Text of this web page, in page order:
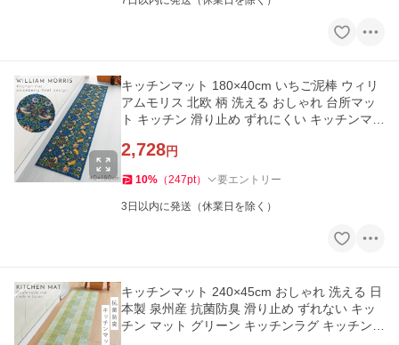
キッチンマット 180×40cm いちご泥棒 ウィリ
アムモリス 北欧 柄 洗える おしゃれ 台所マッ
ト キッチン 滑り止め ずれにくい キッチンマッ
2,728円
10% （247pt） 要エントリー
3日以内に発送（休業日を除く）
キッチンマット 240×45cm おしゃれ 洗える 日
本製 泉州産 抗菌防臭 滑り止め ずれない キッ
チン マット グリーン キッチンラグ キッチンカ